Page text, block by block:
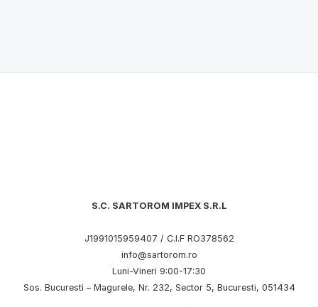
S.C. SARTOROM IMPEX S.R.L
J1991015959407 / C.I.F RO378562
info@sartorom.ro
Luni-Vineri 9:00-17:30
Sos. Bucuresti – Magurele, Nr. 232, Sector 5, Bucuresti, 051434